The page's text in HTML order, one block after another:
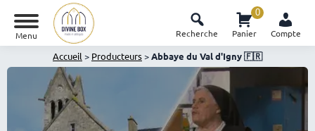
Menu Recherche Panier
0
Compte
Accueil > Producteurs>Abbaye du Val d'Igny 🇫🇷